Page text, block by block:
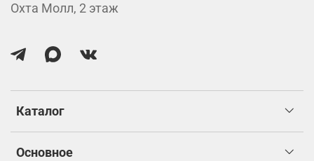
Каталог
Основное
Охта Молл, 2 этаж